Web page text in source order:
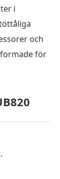
i
och
för